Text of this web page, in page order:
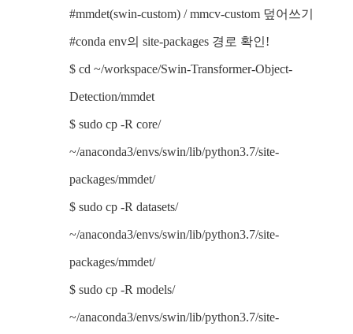
#mmdet(swin-custom) / mmcv-custom 덮어쓰기
#conda env의 site-packages 경로 확인!
$ cd ~/workspace/Swin-Transformer-Object-
Detection/mmdet
$ sudo cp -R core/
~/anaconda3/envs/swin/lib/python3.7/site-
packages/mmdet/
$ sudo cp -R datasets/
~/anaconda3/envs/swin/lib/python3.7/site-
packages/mmdet/
$ sudo cp -R models/
~/anaconda3/envs/swin/lib/python3.7/site-